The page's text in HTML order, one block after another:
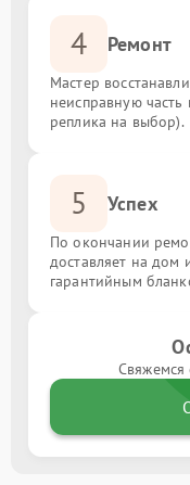
4 Ремонт
Мастер
неисправную
реплика на выбор).
5 Успех
По окончании
доставляет на дом
гарантийным
Свяжемся